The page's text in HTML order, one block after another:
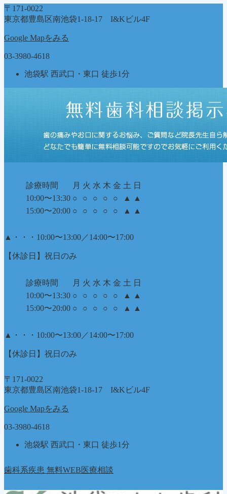
ゴ
リ
〒171-0022
東京都豊島区南池袋1-18-17 I&Kビル4F
Google Mapをみる
03-3980-4618
池袋駅 西武口・東口 徒歩1分
診療時間 月 火 水 木 金 土 日
10:00〜13:30 ○ ○ ○ ○ ○ ▲
▲
15:00〜20:00 ○ ○ ○ ○ ○ ▲ ▲
▲ ・・・10:00〜13:00／14:00〜17:00
【休診日】祝日のみ
診療時間 月 火 水 木 金 土 日
10:00〜13:30 ○ ○ ○ ○ ○ ▲
▲
15:00〜20:00 ○ ○ ○ ○ ○ ▲ ▲
▲ ・・・10:00〜13:00／14:00〜17:00
【休診日】祝日のみ
〒171-0022
東京都豊島区南池袋1-18-17 I&Kビル4F
Google Mapをみる
03-3980-4618
池袋駅 西武口・東口 徒歩1分
歯科系疾患 無料WEB医療相談